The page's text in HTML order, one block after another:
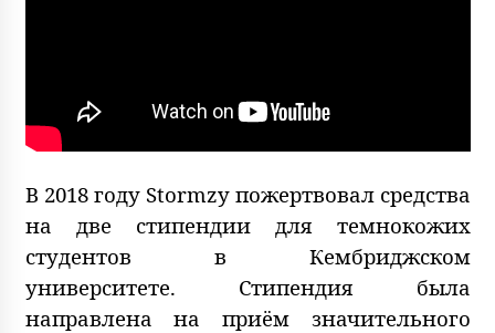
В 2018 году Stormzy пожертвовал средства
на две стипендии для темнокожих
студентов в Кембриджском
университете. Стипендия была
направлена на приём значительного